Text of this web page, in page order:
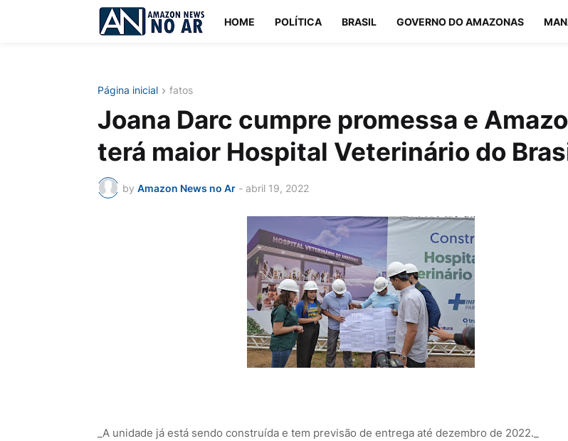
HOME POLÍTICA BRASIL GOVERNO DO AMAZONAS
Página inicial fatos
Joana Darc cumpre promessa e
terá maior Hospital Veterinário do
by Amazon News no Ar - abril 19, 2022
_A unidade já está sendo construída e tem previsão de entrega até dezembro de 2022._